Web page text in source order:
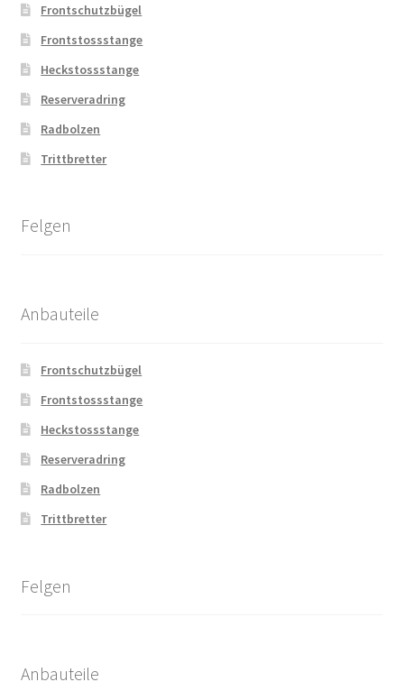
Frontschutzbügel
Frontstossstange
Heckstossstange
Reserveradring
Radbolzen
Trittbretter
Felgen
Anbauteile
Frontschutzbügel
Frontstossstange
Heckstossstange
Reserveradring
Radbolzen
Trittbretter
Felgen
Anbauteile